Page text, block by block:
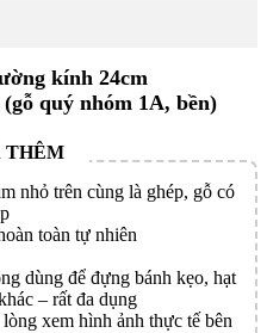
kính 24cm
quý nhóm 1A, bền)
nhỏ trên cùng là ghép, gỗ có
toàn tự nhiên
dùng để đựng bánh kẹo, hạt
– rất đa dụng
xem hình ảnh thực tế bên